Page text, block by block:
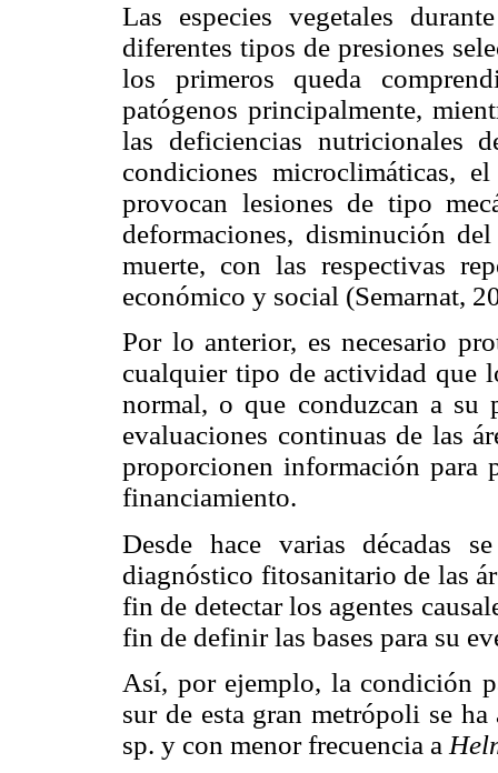
Las especies vegetales
diferentes tipos de presiones
los primeros queda
patógenos principalmente,
las deficiencias nutricionales
condiciones microclimáticas,
provocan lesiones de tipo
deformaciones, disminución
muerte, con las respectivas
económico y social (Semarnat,
Por lo anterior, es necesario
cualquier tipo de actividad que
normal, o que conduzcan a su
evaluaciones continuas de las
proporcionen información para
financiamiento.
Desde hace varias décadas
diagnóstico fitosanitario de las
fin de detectar los agentes
fin de definir las bases para su
Así, por ejemplo, la condición
sur de esta gran metrópoli se
sp. y con menor frecuencia a